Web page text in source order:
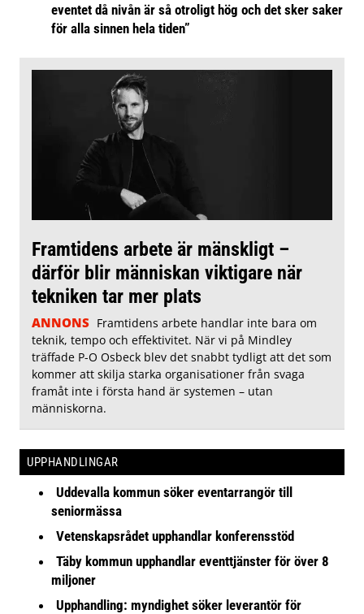
eventet då nivån är så otroligt hög och det sker saker
för alla sinnen hela tiden”
Framtidens arbete är mänskligt –
därför blir människan viktigare när
tekniken tar mer plats
ANNONS Framtidens arbete handlar inte bara om
teknik, tempo och effektivitet. När vi på Mindley
träffade P-O Osbeck blev det snabbt tydligt att det som
kommer att skilja starka organisationer från svaga
framåt inte i första hand är systemen – utan
människorna.
UPPHANDLINGAR
Uddevalla kommun söker eventarrangör till
seniormässa
Vetenskapsrådet upphandlar konferensstöd
Täby kommun upphandlar eventtjänster för över 8
miljoner
Upphandling: myndighet söker leverantör för